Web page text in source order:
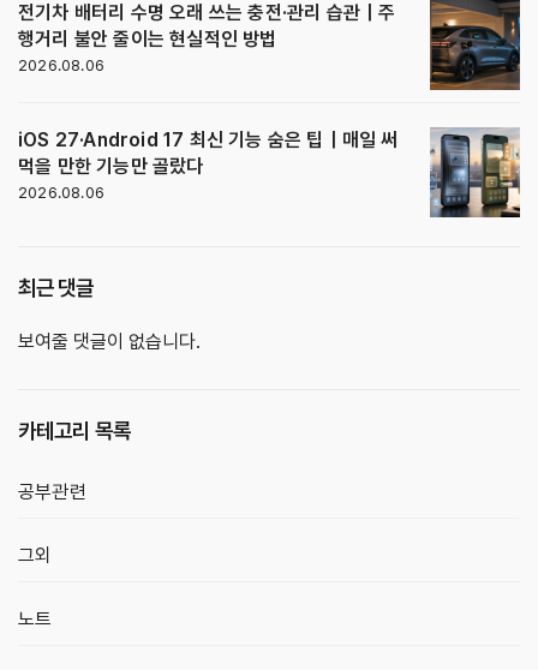
전기차 배터리 수명 오래 쓰는 충전·관리 습관｜주
행거리 불안 줄이는 현실적인 방법
2026.08.06
iOS 27·Android 17 최신 기능 숨은 팁｜매일 써
먹을 만한 기능만 골랐다
2026.08.06
최근 댓글
보여줄 댓글이 없습니다.
카테고리 목록
공부관련
그외
노트